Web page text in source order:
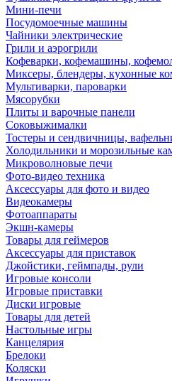
Мини-печи
Посудомоечные машины
Чайники электрические
Грили и аэрогрили
Кофеварки, кофемашины,
Миксеры, блендеры, кухонные
Мультиварки, пароварки
Мясорубки
Плиты и варочные панели
Соковыжималки
Тостеры и сендвичницы,
Холодильники и морозильные
Микроволновые печи
Фото-видео техника
Аксессуары для фото и видео
Видеокамеры
Фотоаппараты
Экшн-камеры
Товары для геймеров
Аксессуары для приставок
Джойстики, геймпады, рули
Игровые консоли
Игровые приставки
Диски игровые
Товары для детей
Настольные игры
Канцелярия
Брелоки
Коляски